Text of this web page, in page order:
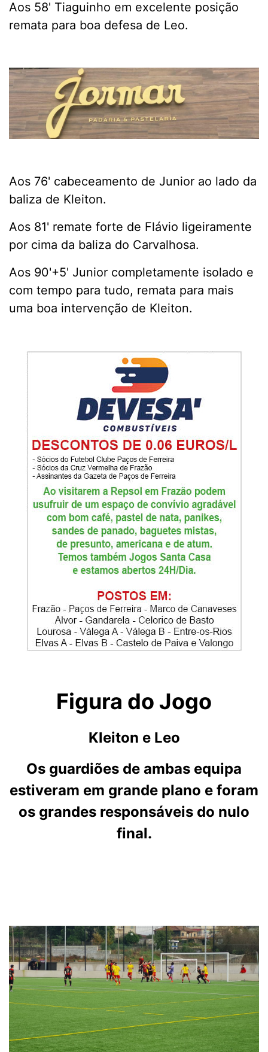
Aos 58' Tiaguinho em excelente posição
remata para boa defesa de Leo.
Aos 76' cabeceamento de Junior ao lado da
baliza de Kleiton.
Aos 81' remate forte de Flávio ligeiramente
por cima da baliza do Carvalhosa.
Aos 90'+5' Junior completamente isolado e
com tempo para tudo, remata para mais
uma boa intervenção de Kleiton.
Figura do Jogo
Kleiton e Leo
Os guardiões de ambas equipa
estiveram em grande plano e foram
os grandes responsáveis do nulo
final.